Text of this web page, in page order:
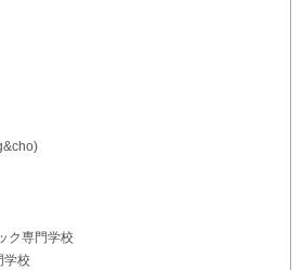
ク専門学校
学校